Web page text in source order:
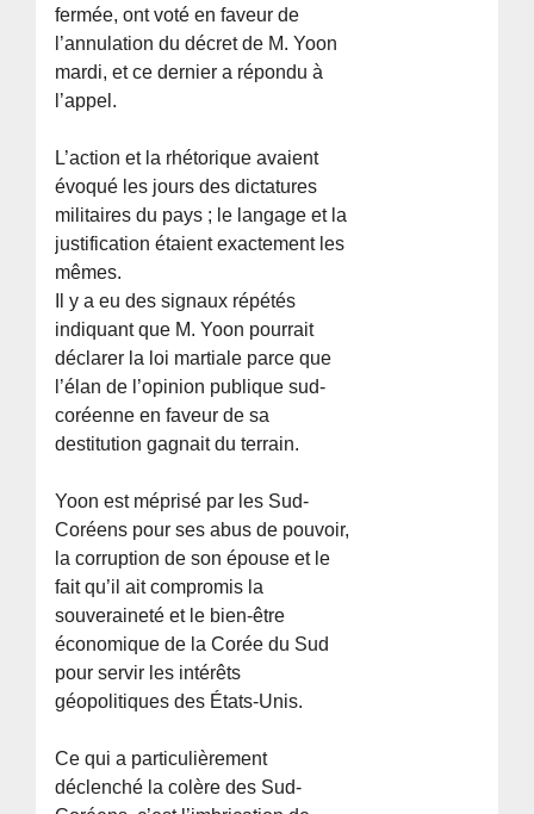
fermée, ont voté en faveur de
l’annulation du décret de M. Yoon
mardi, et ce dernier a répondu à
l’appel.
L’action et la rhétorique avaient
évoqué les jours des dictatures
militaires du pays ; le langage et la
justification étaient exactement les
mêmes.
Il y a eu des signaux répétés
indiquant que M. Yoon pourrait
déclarer la loi martiale parce que
l’élan de l’opinion publique sud-
coréenne en faveur de sa
destitution gagnait du terrain.
Yoon est méprisé par les Sud-
Coréens pour ses abus de pouvoir,
la corruption de son épouse et le
fait qu’il ait compromis la
souveraineté et le bien-être
économique de la Corée du Sud
pour servir les intérêts
géopolitiques des États-Unis.
Ce qui a particulièrement
déclenché la colère des Sud-